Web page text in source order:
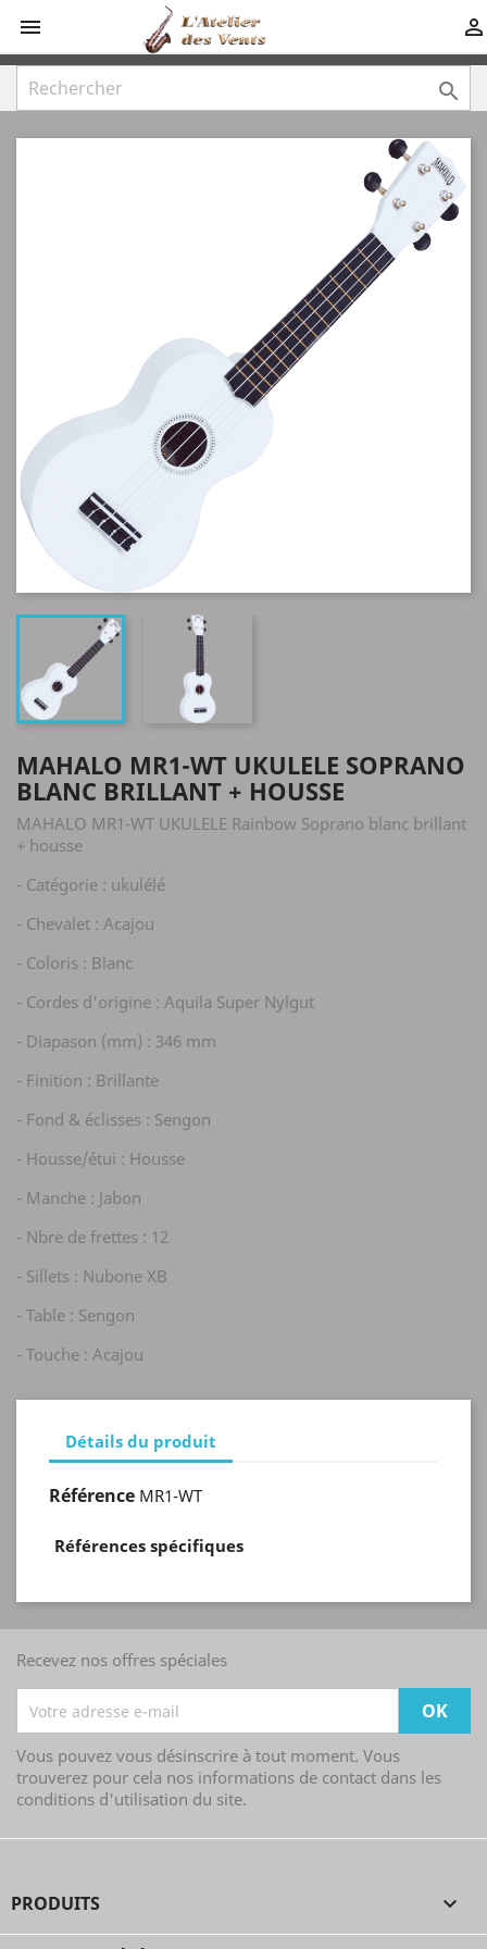
 

MAHALO MR1-WT UKULELE SOPRANO
BLANC BRILLANT + HOUSSE
MAHALO MR1-WT UKULELE Rainbow Soprano blanc brillant
+ housse
- Catégorie : ukulélé
- Chevalet : Acajou
- Coloris : Blanc
- Cordes d'origine : Aquila Super Nylgut
- Diapason (mm) : 346 mm
- Finition : Brillante
- Fond & éclisses : Sengon
- Housse/étui : Housse
- Manche : Jabon
- Nbre de frettes : 12
- Sillets : Nubone XB
- Table : Sengon
- Touche : Acajou
Détails du produit
Référence MR1-WT
Références spécifiques
Recevez nos offres spéciales
Vous pouvez vous désinscrire à tout moment. Vous
trouverez pour cela nos informations de contact dans les
conditions d'utilisation du site.
PRODUITS 